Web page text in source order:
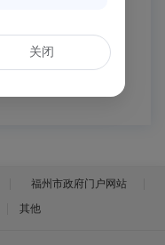
福州市政府门户网站
其他
关闭